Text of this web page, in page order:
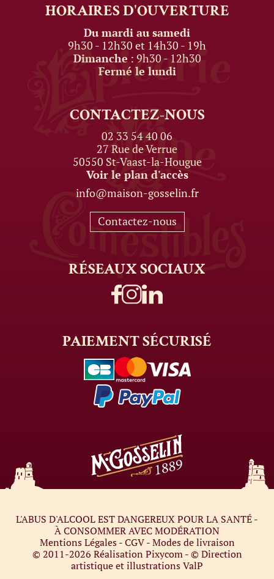
HORAIRESD'OUVERTURE
Du mardi au samedi
9h30 - 12h30 et 14h30 - 19h
Dimanche : 9h30 - 12h30
Fermé le lundi
CONTACTEZ-NOUS
02 33 54 40 06
27 Rue de Verrue
50550 St-Vaast-la-Hougue
Voir le plan d'accès
info@maison-gosselin.fr
Contactez-nous
RÉSEAUXSOCIAUX
PAIEMENTSÉCURISÉ
L'ABUS D'ALCOOL EST DANGEREUX POUR LA SANTÉ -
À CONSOMMER AVEC MODÉRATION
Mentions Légales-CGV-Modes de livraison
© 2011-2026 Réalisation Pixycom- © Direction
artistique et illustrationsValP